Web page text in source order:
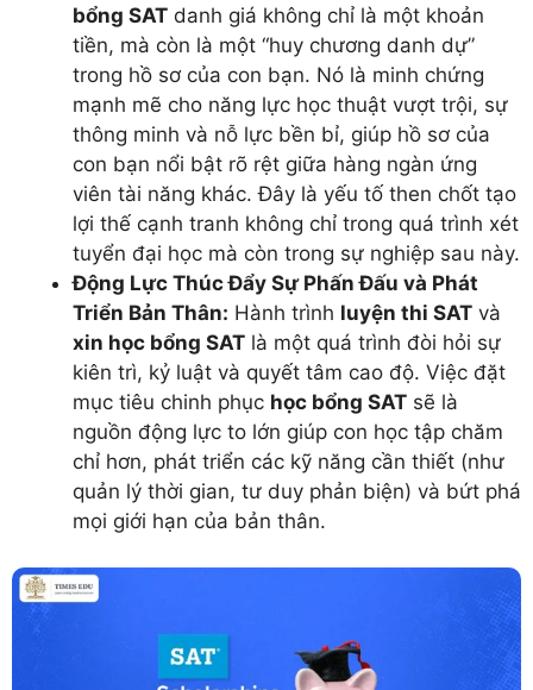
bổng SAT danh giá không chỉ là một khoản
tiền, mà còn là một “huy chương danh dự”
trong hồ sơ của con bạn. Nó là minh chứng
mạnh mẽ cho năng lực học thuật vượt trội, sự
thông minh và nỗ lực bền bỉ, giúp hồ sơ của
con bạn nổi bật rõ rệt giữa hàng ngàn ứng
viên tài năng khác. Đây là yếu tố then chốt tạo
lợi thế cạnh tranh không chỉ trong quá trình xét
tuyển đại học mà còn trong sự nghiệp sau này.
Động Lực Thúc Đẩy Sự Phấn Đấu và Phát
Triển Bản Thân: Hành trình luyện thi SAT và
xin học bổng SAT là một quá trình đòi hỏi sự
kiên trì, kỷ luật và quyết tâm cao độ. Việc đặt
mục tiêu chinh phục học bổng SAT sẽ là
nguồn động lực to lớn giúp con học tập chăm
chỉ hơn, phát triển các kỹ năng cần thiết (như
quản lý thời gian, tư duy phản biện) và bứt phá
mọi giới hạn của bản thân.